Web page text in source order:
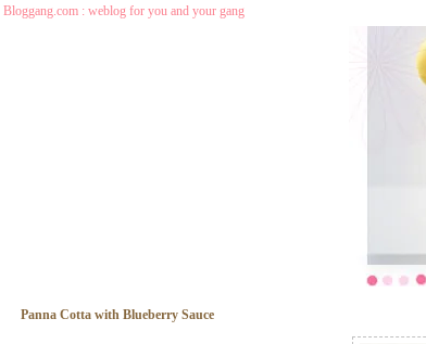
Bloggang.com : weblog for you and your gang
Panna Cotta with Blueberry Sauce